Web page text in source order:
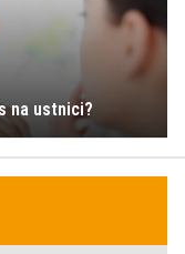
na ustnici?